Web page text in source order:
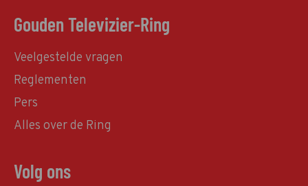
Gouden Televizier-Ring
Veelgestelde vragen
Reglementen
Pers
Alles over de Ring
Volg ons